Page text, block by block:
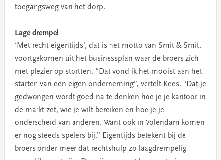
toegangsweg van het dorp.
Lage drempel
‘Met recht eigentijds’, dat is het motto van Smit & Smit,
voortgekomen uit het businessplan waar de broers zich
met plezier op stortten. “Dat vond ik het mooist aan het
starten van een eigen onderneming”, vertelt Kees. “Dat je
gedwongen wordt goed na te denken hoe je je kantoor in
de markt zet, wie je wilt bereiken en hoe je je
onderscheid van anderen. Want ook in Volendam komen
er nog steeds spelers bij.” Eigentijds betekent bij de
broers onder meer dat rechtshulp zo laagdrempelig